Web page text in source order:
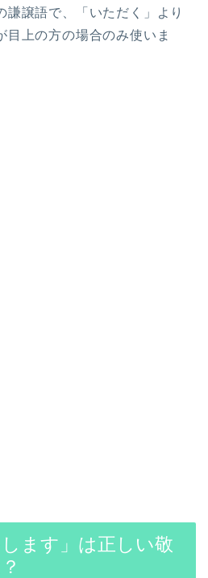
謙譲語で、「いただく」より
目上の方の場合のみ使いま
します」は正しい敬